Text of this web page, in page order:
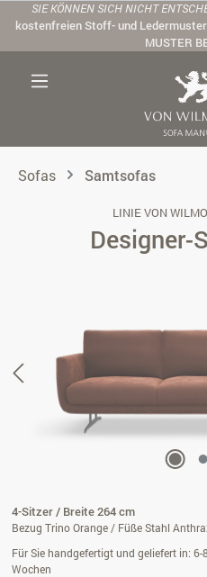
Zum Hauptinhalt springen
SIE KÖNNEN SICH NICHT
kostenfreien Stoff- und Ledermuster
MUSTER
Sofas Samtsofas
LINIE VON
Designer-
4-Sitzer / Breite 264 cm
Bezug Trino Orange / Füße Stahl
Für Sie handgefertigt und geliefert in: 6-8
Wochen